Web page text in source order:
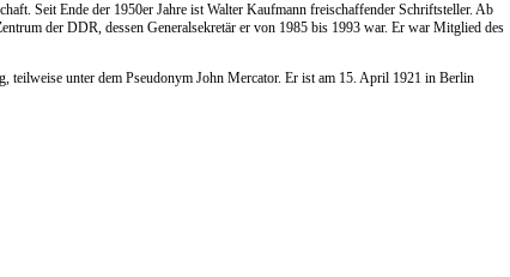
Seit Ende der 1950er Jahre ist Walter Kaufmann freischaffender Schriftsteller. Ab
der DDR, dessen Generalsekretär er von 1985 bis 1993 war. Er war Mitglied des
teilweise unter dem Pseudonym John Mercator. Er ist am 15. April 1921 in Berlin